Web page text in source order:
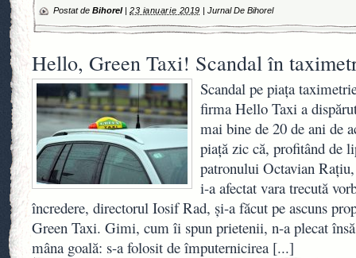
Postat de Bihorel| 23 ianuarie 2019 | Jurnal De Bihorel
Hello, Green Taxi! Scandal în
Scandal pe piaţa
firma Hello Taxi a
mai bine de 20 de ani de
piaţă zic că, profitând de
patronului Octavian
i-a afectat vara trecută
încredere, directorul Iosif Rad, şi-a făcut pe ascuns
Green Taxi. Gimi, cum îi spun prietenii, n-a plecat
mâna goală: s-a folosit de împuternicirea [...]